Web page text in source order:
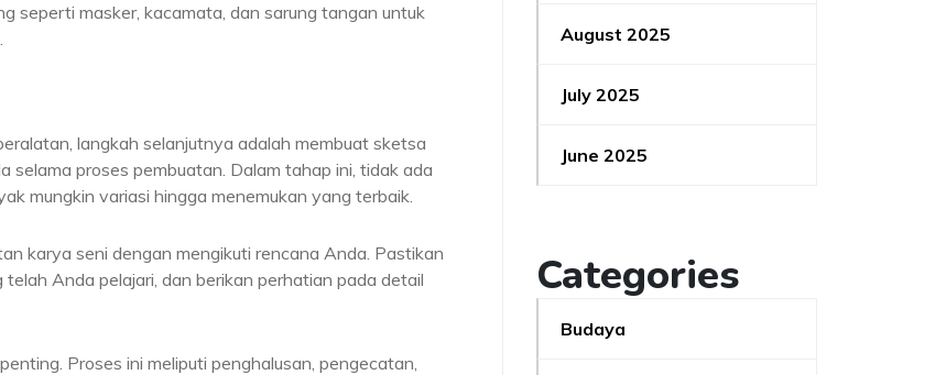
seperti masker, kacamata, dan sarung tangan untuk
langkah selanjutnya adalah membuat sketsa
selama proses pembuatan. Dalam tahap ini, tidak ada
mungkin variasi hingga menemukan yang terbaik.
karya seni dengan mengikuti rencana Anda. Pastikan
Anda pelajari, dan berikan perhatian pada detail
Proses ini meliputi penghalusan, pengecatan,
August 2025
July 2025
June 2025
Categories
Budaya